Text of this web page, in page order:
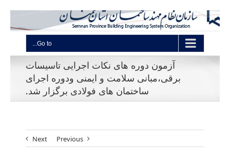
Go to...
آزمون دوره های نکات اجرایی تاسیسات
برقی،مبانی سلامت و ایمنی ودوره اجرای
ساختمان های فولادی برگزار شد.
Previous
Next